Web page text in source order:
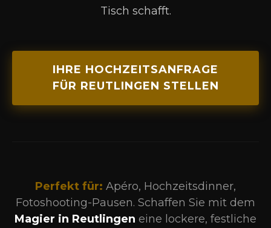
Tisch schafft.
IHRE HOCHZEITSANFRAGE
FÜR REUTLINGEN STELLEN
Perfekt für: Apéro, Hochzeitsdinner,
Fotoshooting-Pausen. Schaffen Sie mit dem
Magier in Reutlingen eine lockere, festliche